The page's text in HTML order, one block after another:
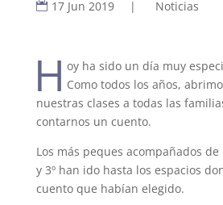
17 Jun 2019 | Noticias
H oy ha sido un día muy
Como todos los años,
nuestras clases a todas las
contarnos un cuento.
Los más peques acompañados de
y 3º han ido hasta los espacios
cuento que habían elegido.